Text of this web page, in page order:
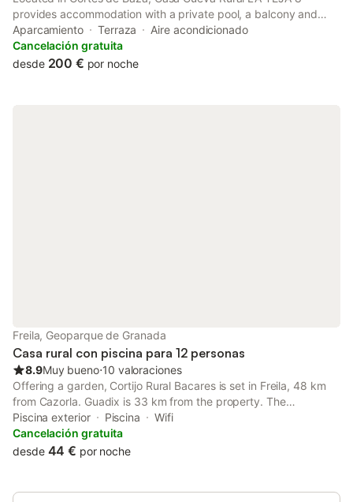
provides accommodation with a private pool, a balcony and
garden views. This property offers access to a terrace and free
private parking.
Aparcamiento Terraza
Aire acondicionado
Cancelación gratuita
desde 200 € por noche
Freila, Geoparque de Granada
Casa rural con piscina para 12 personas
8.9Muy bueno⋅10 valoraciones
Offering a garden, Cortijo Rural Bacares is set in Freila, 48 km
from Cazorla. Guadix is 33 km from the property. The
accommodation is equipped with a seating area. There is also a
dining area and a kitchen fitted with a dishwasher and
microwave.
Piscina exterior Piscina
Wifi
Cancelación gratuita
desde 44 € por noche